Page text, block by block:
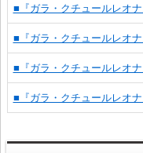
■『ガラ・クチュールレオ
■『ガラ・クチュールレオ
■『ガラ・クチュールレオ
■『ガラ・クチュールレオ